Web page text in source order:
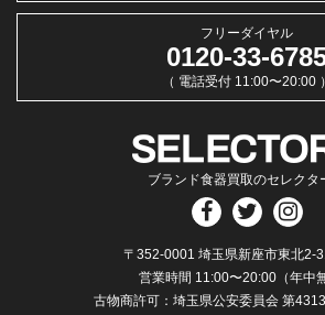
フリーダイヤル
0120-33-
（ 電話受付 11:00〜20:00 ）
ブランド食器買取のセレクタ
〒352-0001 埼玉県新座市東北2-
営業時間 11:00〜20:00（年中
古物商許可：埼玉県公安委員会 第